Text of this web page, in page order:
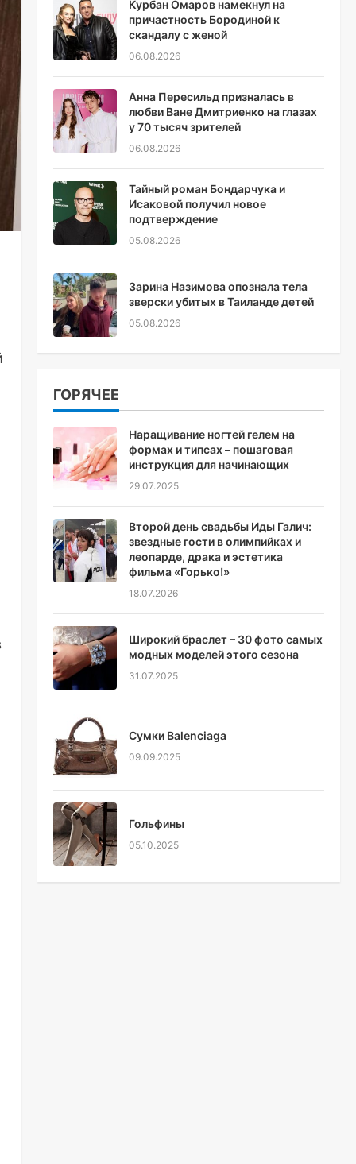
Курбан Омаров намекнул на
причастность Бородиной к
скандалу с женой
06.08.2026
Анна Пересильд призналась в
любви Ване Дмитриенко на глазах
у 70 тысяч зрителей
06.08.2026
Тайный роман Бондарчука и
Исаковой получил новое
подтверждение
05.08.2026
Зарина Назимова опознала тела
зверски убитых в Таиланде детей
05.08.2026
ГОРЯЧЕЕ
Наращивание ногтей гелем на
формах и типсах – пошаговая
инструкция для начинающих
29.07.2025
Второй день свадьбы Иды Галич:
звездные гости в олимпийках и
леопарде, драка и эстетика
фильма «Горько!»
18.07.2026
Широкий браслет – 30 фото самых
модных моделей этого сезона
31.07.2025
Сумки Вalenciaga
09.09.2025
Гольфины
05.10.2025